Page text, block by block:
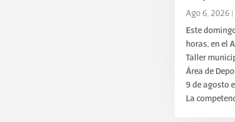
Ago 6, 2026
Este
horas, en el
Taller
Área de
9 de agosto
La